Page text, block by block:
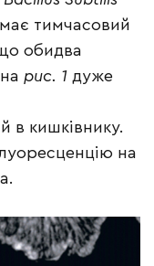
має тимчасовий
обидва
рис. 1 дуже
в кишківнику.
на